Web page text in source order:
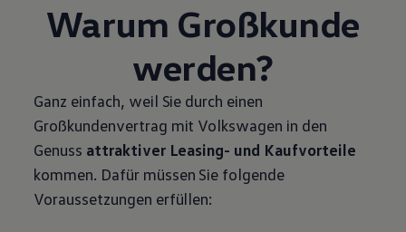
Warum Großkunde
werden?
Ganz einfach, weil Sie durch einen
Großkundenvertrag mit Volkswagen in den
Genuss attraktiver Leasing- und Kaufvorteile
kommen. Dafür müssen Sie folgende
Voraussetzungen erfüllen: